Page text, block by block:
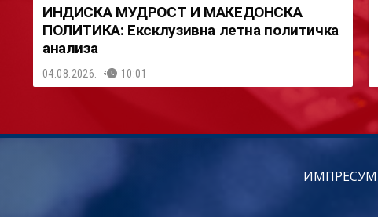
ИНДИСКА МУДРОСТ И МАКЕДОНСКА
ПОЛИТИКА: Ексклузивна летна политичка
анализа
04.08.2026. 10:01
ИМПРЕСУМ